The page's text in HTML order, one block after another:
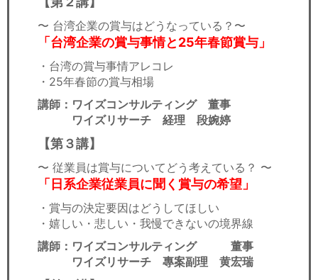
〜 台湾企業の賞与はどうなっている？〜
「台湾企業の賞与事情と25年春節賞与」 ​
・台湾の賞与事情アレコレ
・25年春節の賞与相場
講師：ワイズコンサルティング 董事
ワイズリサーチ 経理 段婉婷
【第３講】
〜 従業員は賞与についてどう考えている？ 〜
「日系企業従業員に聞く賞与の希望」
・賞与の決定要因はどうしてほしい
・嬉しい・悲しい・我慢できないの境界線
講師：ワイズコンサルティング 董事
ワイズリサーチ 專案副理 黄宏瑞